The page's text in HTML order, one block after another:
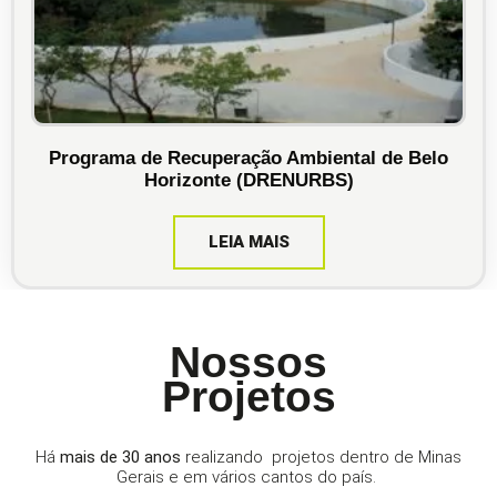
Programa de Recuperação Ambiental de Belo
Horizonte (DRENURBS)
LEIA MAIS
Nossos
Projetos
Há mais de 30 anos realizando projetos dentro de Minas
Gerais e em vários cantos do país.